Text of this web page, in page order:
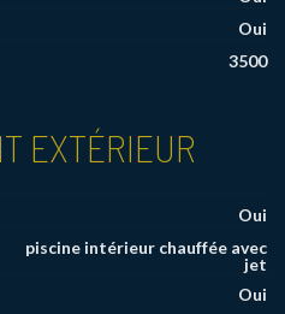
Oui
3500
EXTÉRIEUR
Oui
piscine intérieur chauffée avec
jet
Oui